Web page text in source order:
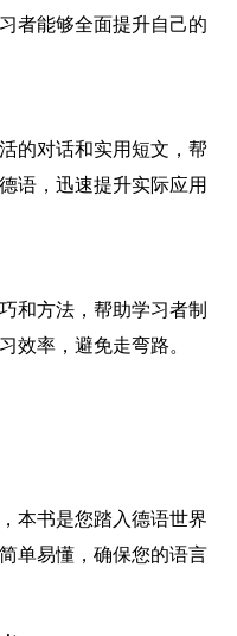
者能够全面提升自己的
的对话和实用短文，帮
语，迅速提升实际应用
和方法，帮助学习者制
效率，避免走弯路。
本书是您踏入德语世界
单易懂，确保您的语言